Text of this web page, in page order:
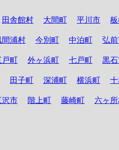
田舎館村 大間町 平川市
間浦村 今別町 中泊町 弘
戸町 外ヶ浜町 七戸町 黒
田子町 深浦町 横浜町
沢市 階上町 藤崎町 六ヶ